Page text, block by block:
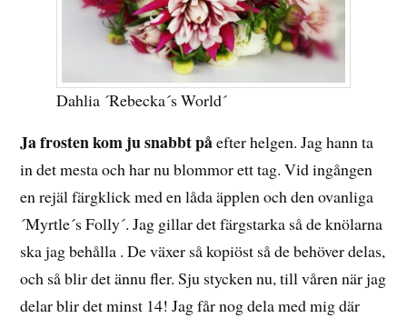
Dahlia ´Rebecka´s World´
Ja frosten kom ju snabbt påefter helgen. Jag hann ta
in det mesta och har nu blommor ett tag. Vid ingången
en rejäl färgklick med en låda äpplen och den ovanliga
´Myrtle´s Folly´. Jag gillar det färgstarka så de knölarna
ska jag behålla . De växer så kopiöst så de behöver delas,
och så blir det ännu fler. Sju stycken nu, till våren när jag
delar blir det minst 14! Jag får nog dela med mig där